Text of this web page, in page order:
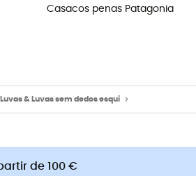
Casacos penas Patagonia
Luvas & Luvas sem dedos esqui
de 100 €